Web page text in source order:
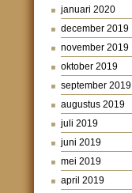
januari 2020
december 2019
november 2019
oktober 2019
september 2019
augustus 2019
juli 2019
juni 2019
mei 2019
april 2019